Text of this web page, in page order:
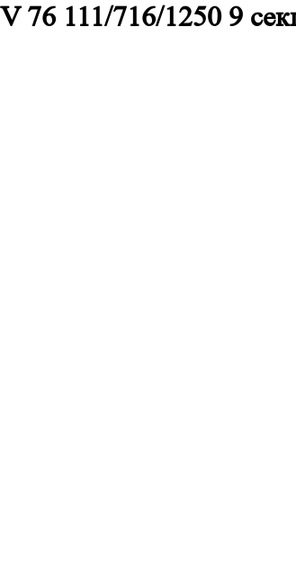
76 111/716/1250 9